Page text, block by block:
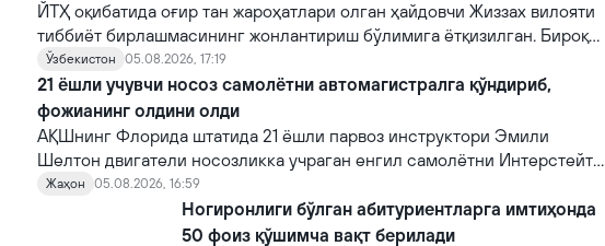
ЙТҲ оқибатида оғир тан жароҳатлари олган ҳайдовчи Жиззах вилояти
тиббиёт бирлашмасининг жонлантириш бўлимига ётқизилган. Бироқ
шифокорлар томонидан кўрсатилган тиббий муолажаларга
қарамасдан, у вафот этган.
Ўзбекистон 05.08.2026, 17:19
21 ёшли учувчи носоз самолётни автомагистралга қўндириб,
фожианинг олдини олди
АҚШнинг Флорида штатида 21 ёшли парвоз инструктори Эмили
Шелтон двигатели носозликка учраган енгил самолётни Интерстейт
10 автомагистралига муваффақиятли қўндириб, эҳтимолий йирик
фожианинг олдини олди.
Жаҳон 05.08.2026, 16:59
Ногиронлиги бўлган абитуриентларга имтиҳонда
50 фоиз қўшимча вақт берилади